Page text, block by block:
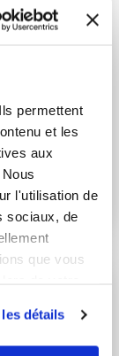
permettent
et les
aux
l'utilisation de
sociaux, de
que vous
détails
3